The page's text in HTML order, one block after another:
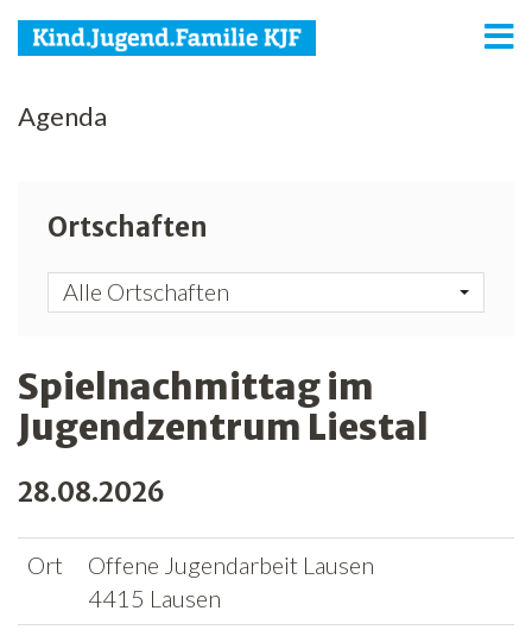
KJF
Media
Agenda
Netzwerk
Spenden
Agenda
Ortschaften
Alle Ortschaften
Spielnachmittag im
Jugendzentrum Liestal
28.08.2026
Ort
Offene Jugendarbeit Lausen
4415 Lausen